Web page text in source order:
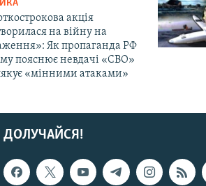
акція
на війну на
Як пропаганда РФ
пояснює невдачі «СВО»
«мінними атаками»
ДОЛУЧАЙСЯ!